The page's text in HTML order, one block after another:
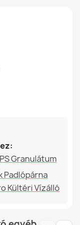
- Prémium
Poducha
Granulátum
Padlópárna
Kültéri Vízálló